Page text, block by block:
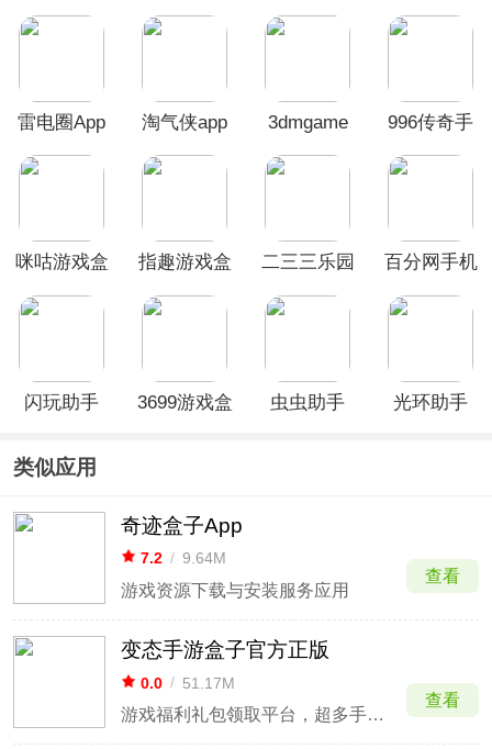
雷电圈App 淘气侠app
3dmgame
996传奇手
咪咕游戏盒
指趣游戏盒
二三三乐园
百分网手机
最新版
闪玩助手 3699游戏盒
虫虫助手
光环助手
类似应用
奇迹盒子App
7.2 / 9.64M
游戏资源下载与安装服务应用
查看
变态手游盒子官方正版
0.0 / 51.17M
游戏福利礼包领取平台，超多手游福利资源免费领取
查看